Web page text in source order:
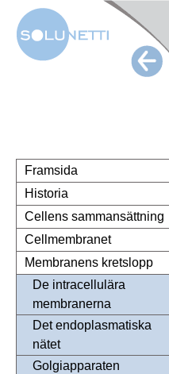
Framsida
Historia
Cellens sammansättning
Cellmembranet
Membranens kretslopp
De intracellulära
membranerna
Det endoplasmatiska
nätet
Golgiapparaten